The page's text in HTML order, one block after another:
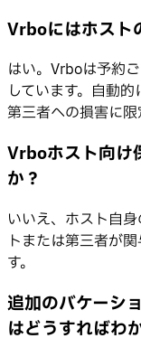
Vrboにはホスト
はい。Vrboは予約
しています。自動
第三者への損害に限
Vrboホスト向け
か？
いいえ、ホスト自
トまたは第三者が
す。
追加のバケーシ
はどうすればわ